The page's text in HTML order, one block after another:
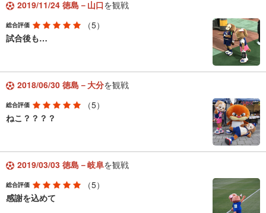
2019/11/24 徳島－山口を観戦
総合評価
（5）
試合後も…
2018/06/30 徳島－大分を観戦
総合評価
（5）
ねこ？？？？
2019/03/03 徳島－岐阜を観戦
総合評価
（5）
感謝を込めて